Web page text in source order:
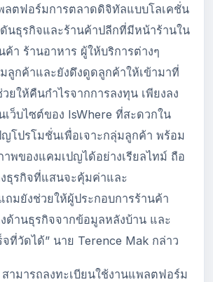
ลตฟอร์มการตลาดดิจิทัลแบบโลเคชั่น
นธุรกิจและร้านค้าปลีกที่มีหน้าร้านใน
ค้า ร้านอาหาร ผู้ให้บริการต่างๆ
ลูกค้าและยังดึงดูดลูกค้าให้เข้ามาที่
ยให้คืนกำไรจากการลงทุน เพียงลง
เว็บไซต์ของ IsWhere ที่สะดวกใน
ญโปรโมชั่นเพื่อเจาะกลุ่มลูกค้า พร้อม
พของแคมเปญได้อย่างเรียลไทม์ ถือ
งธุรกิจที่แสนจะคุ้มค่าและ
ถมยังช่วยให้ผู้ประกอบการร้านค้า
ด้านธุรกิจจากข้อมูลหลังบ้าน และ
ที่วัดได้” นาย Terence Mak กล่าว
ามารถลงทะเบียนใช้งานแพลตฟอร์ม